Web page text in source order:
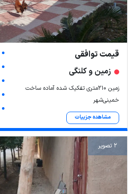
قیمت توافقی
زمین و کلنگی
زمین 210متری تفکیک شده آماده ساخت
خمینی‌شهر
مشاهده جزییات
2 تصویر